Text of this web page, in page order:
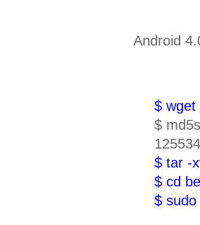
Android
$ wget
$
$ tar -
$ cd
$